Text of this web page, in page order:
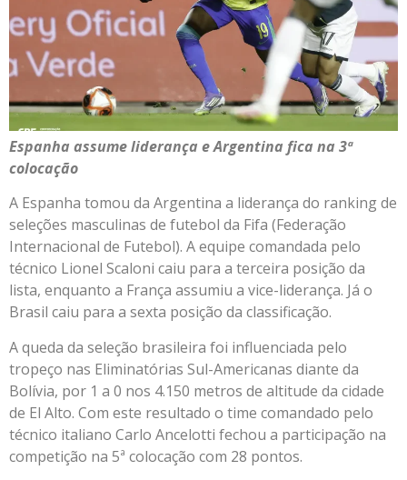
Espanha assume liderança e Argentina fica na 3ª
colocação
A Espanha tomou da Argentina a liderança do ranking de
seleções masculinas de futebol da Fifa (Federação
Internacional de Futebol). A equipe comandada pelo
técnico Lionel Scaloni caiu para a terceira posição da
lista, enquanto a França assumiu a vice-liderança. Já o
Brasil caiu para a sexta posição da classificação.
A queda da seleção brasileira foi influenciada pelo
tropeço nas Eliminatórias Sul-Americanas diante da
Bolívia, por 1 a 0 nos 4.150 metros de altitude da cidade
de El Alto. Com este resultado o time comandado pelo
técnico italiano Carlo Ancelotti fechou a participação na
competição na 5ª colocação com 28 pontos.